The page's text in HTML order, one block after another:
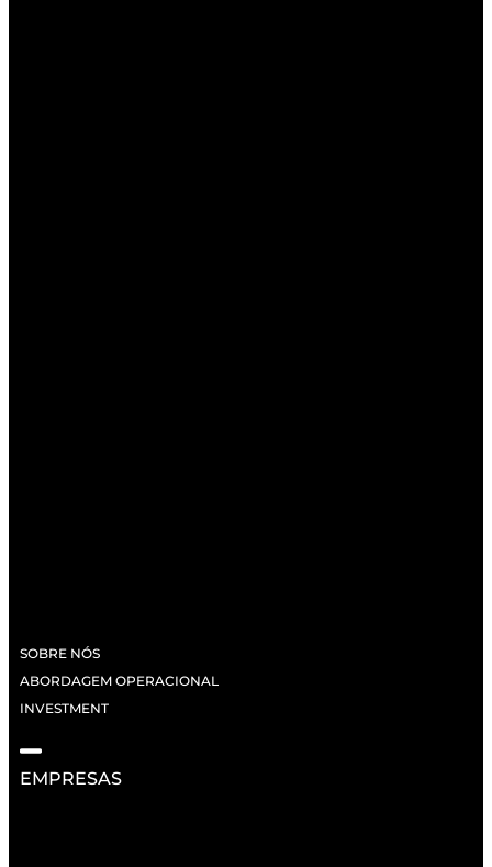
SOBRE NÓS
ABORDAGEM OPERACIONAL
INVESTMENT
EMPRESAS